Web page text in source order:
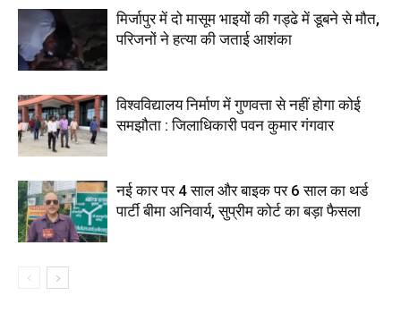
मिर्जापुर में दो मासूम भाइयों की गड्ढे में डूबने से मौत,
परिजनों ने हत्या की जताई आशंका
विश्वविद्यालय निर्माण में गुणवत्ता से नहीं होगा कोई
समझौता : जिलाधिकारी पवन कुमार गंगवार
नई कार पर 4 साल और बाइक पर 6 साल का थर्ड
पार्टी बीमा अनिवार्य, सुप्रीम कोर्ट का बड़ा फैसला